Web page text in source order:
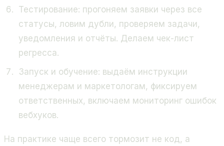
Тестирование: прогоняем заявки через все
статусы, ловим дубли, проверяем задачи,
уведомления и отчёты. Делаем чек-лист
регресса.
Запуск и обучение: выдаём инструкции
менеджерам и маркетологам, фиксируем
ответственных, включаем мониторинг ошибок
вебхуков.
На практике чаще всего тормозит не код, а